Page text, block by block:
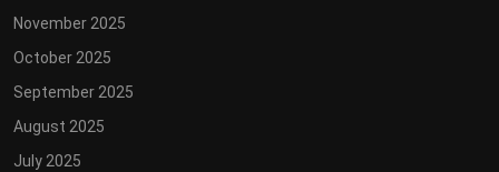
November 2025
October 2025
September 2025
August 2025
July 2025